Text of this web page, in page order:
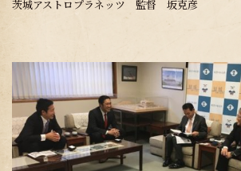
茨城アストロプラネッツ 監督 坂克彦